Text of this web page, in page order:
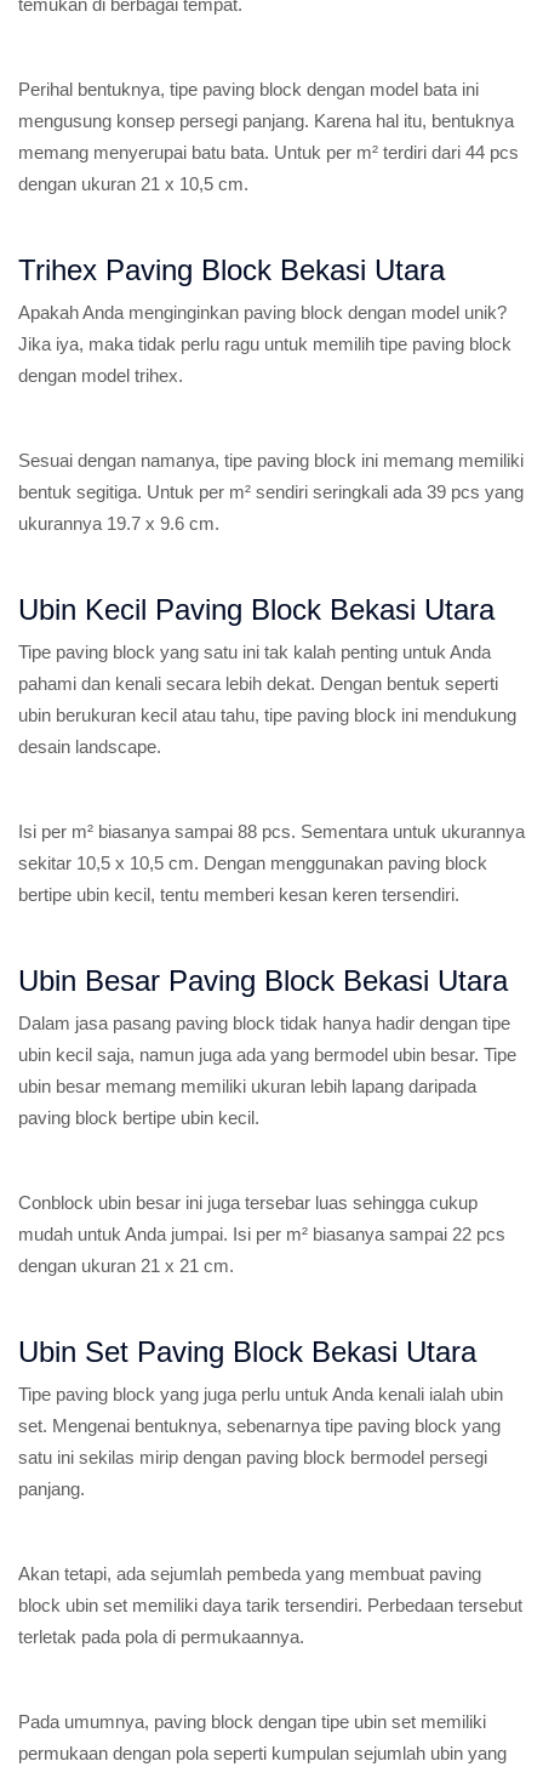
temukan di berbagai tempat.
Perihal bentuknya, tipe paving block dengan model bata ini
mengusung konsep persegi panjang. Karena hal itu, bentuknya
memang menyerupai batu bata. Untuk per m² terdiri dari 44 pcs
dengan ukuran 21 x 10,5 cm.
Trihex Paving Block Bekasi Utara
Apakah Anda menginginkan paving block dengan model unik?
Jika iya, maka tidak perlu ragu untuk memilih tipe paving block
dengan model trihex.
Sesuai dengan namanya, tipe paving block ini memang memiliki
bentuk segitiga. Untuk per m² sendiri seringkali ada 39 pcs yang
ukurannya 19.7 x 9.6 cm.
Ubin Kecil Paving Block Bekasi Utara
Tipe paving block yang satu ini tak kalah penting untuk Anda
pahami dan kenali secara lebih dekat. Dengan bentuk seperti
ubin berukuran kecil atau tahu, tipe paving block ini mendukung
desain landscape.
Isi per m² biasanya sampai 88 pcs. Sementara untuk ukurannya
sekitar 10,5 x 10,5 cm. Dengan menggunakan paving block
bertipe ubin kecil, tentu memberi kesan keren tersendiri.
Ubin Besar Paving Block Bekasi Utara
Dalam jasa pasang paving block tidak hanya hadir dengan tipe
ubin kecil saja, namun juga ada yang bermodel ubin besar. Tipe
ubin besar memang memiliki ukuran lebih lapang daripada
paving block bertipe ubin kecil.
Conblock ubin besar ini juga tersebar luas sehingga cukup
mudah untuk Anda jumpai. Isi per m² biasanya sampai 22 pcs
dengan ukuran 21 x 21 cm.
Ubin Set Paving Block Bekasi Utara
Tipe paving block yang juga perlu untuk Anda kenali ialah ubin
set. Mengenai bentuknya, sebenarnya tipe paving block yang
satu ini sekilas mirip dengan paving block bermodel persegi
panjang.
Akan tetapi, ada sejumlah pembeda yang membuat paving
block ubin set memiliki daya tarik tersendiri. Perbedaan tersebut
terletak pada pola di permukaannya.
Pada umumnya, paving block dengan tipe ubin set memiliki
permukaan dengan pola seperti kumpulan sejumlah ubin yang